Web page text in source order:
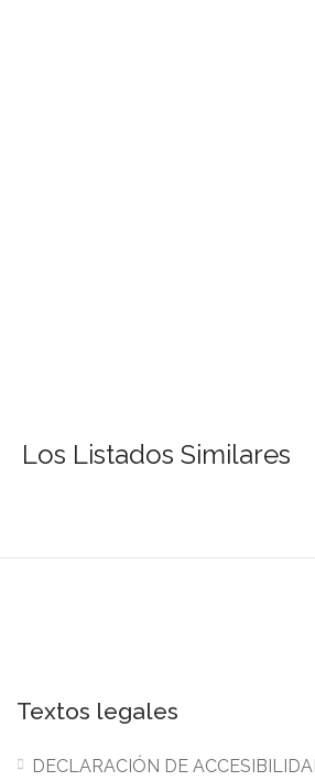
Los Listados Similares
Textos legales
DECLARACIÓN DE